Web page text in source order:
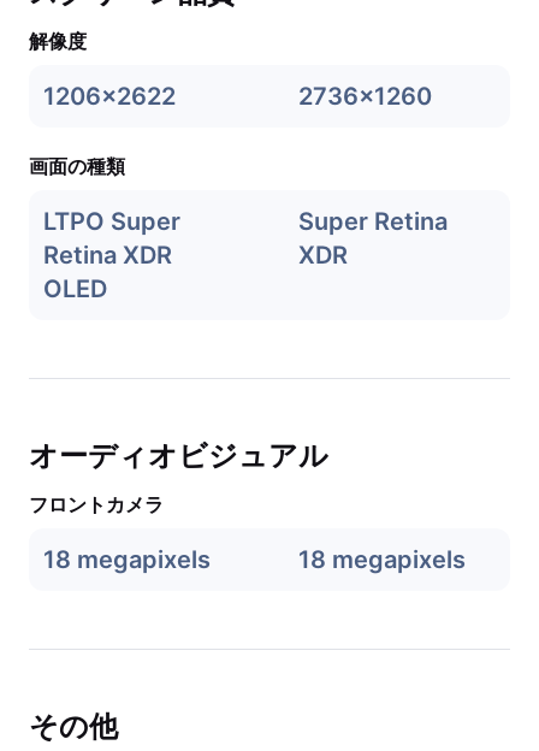
解像度
1206x2622 2736x1260
画面の種類
LTPO Super
Retina XDR
OLED
Super Retina
XDR
オーディオビジュアル
フロントカメラ
18 megapixels 18 megapixels
その他